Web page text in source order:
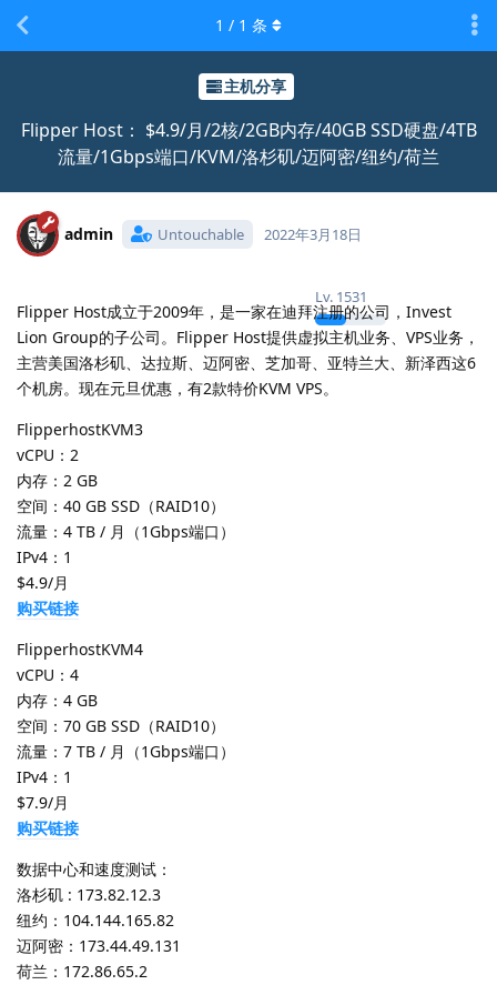
主机分享
Flipper Host： $4.9/月/2核/2GB内存/40GB SSD硬盘/4TB
流量/1Gbps端口/KVM/洛杉矶/迈阿密/纽约/荷兰
1 / 1 条
admin Untouchable
Lv. 1531
2022年3月18日
Flipper Host成立于2009年，是一家在迪拜注册的公司，Invest
Lion Group的子公司。Flipper Host提供虚拟主机业务、VPS业务，
主营美国洛杉矶、达拉斯、迈阿密、芝加哥、亚特兰大、新泽西这6
个机房。现在元旦优惠，有2款特价KVM VPS。
FlipperhostKVM3
vCPU：2
内存：2 GB
空间：40 GB SSD（RAID10）
流量：4 TB / 月（1Gbps端口）
IPv4：1
$4.9/月
购买链接
FlipperhostKVM4
vCPU：4
内存：4 GB
空间：70 GB SSD（RAID10）
流量：7 TB / 月（1Gbps端口）
IPv4：1
$7.9/月
购买链接
数据中心和速度测试：
洛杉矶 : 173.82.12.3
纽约：104.144.165.82
迈阿密：173.44.49.131
荷兰：172.86.65.2